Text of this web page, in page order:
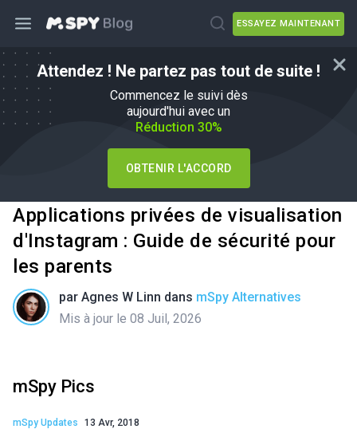
ESSAYEZ MAINTENANT
Attendez ! Ne partez pas tout de suite !
Commencez le suivi dès
aujourd'hui avec un
Réduction 30%
OBTENIR L'ACCORD
Applications privées de visualisation
d'Instagram : Guide de sécurité pour
les parents
par Agnes W Linn dans mSpy Alternatives
Mis à jour le 08 Juil, 2026
mSpy Pics
mSpy Updates 13 Avr, 2018